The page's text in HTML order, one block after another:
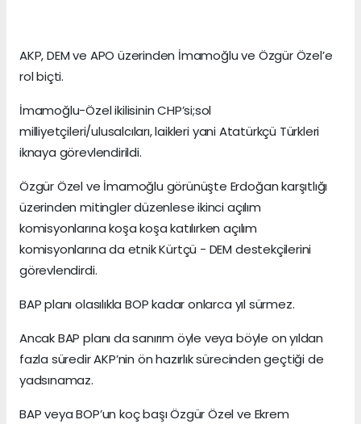
AKP, DEM ve APO üzerinden İmamoğlu ve Özgür Özel’e
rol biçti.
İmamoğlu-Özel ikilisinin CHP’si;sol
milliyetçileri/ulusalcıları, laikleri yani Atatürkçü Türkleri
iknaya görevlendirildi.
Özgür Özel ve İmamoğlu görünüşte Erdoğan karşıtlığı
üzerinden mitingler düzenlese ikinci açılım
komisyonlarına koşa koşa katılırken açılım
komisyonlarına da etnik Kürtçü - DEM destekçilerini
görevlendirdi.
BAP planı olasılıkla BOP kadar onlarca yıl sürmez.
Ancak BAP planı da sanırım öyle veya böyle on yıldan
fazla süredir AKP’nin ön hazırlık sürecinden geçtiği de
yadsınamaz.
BAP veya BOP’un koç başı Özgür Özel ve Ekrem